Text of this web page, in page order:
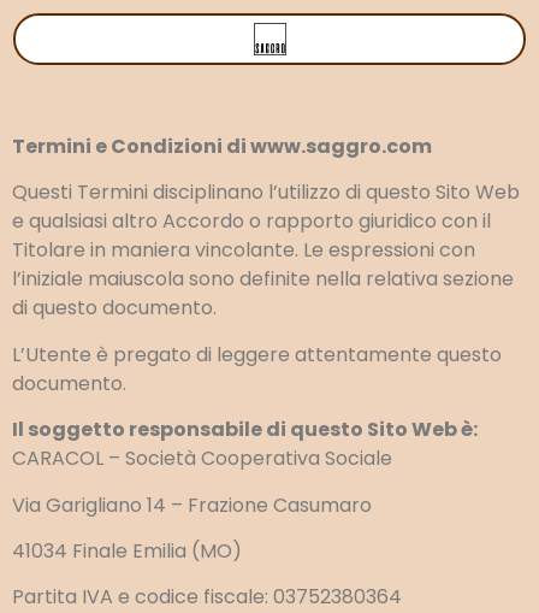
Termini e Condizioni di www.saggro.com
Questi Termini disciplinano l’utilizzo di questo Sito Web
e qualsiasi altro Accordo o rapporto giuridico con il
Titolare in maniera vincolante. Le espressioni con
l’iniziale maiuscola sono definite nella relativa sezione
di questo documento.
L’Utente è pregato di leggere attentamente questo
documento.
Il soggetto responsabile di questo Sito Web è:
CARACOL – Società Cooperativa Sociale
Via Garigliano 14 – Frazione Casumaro
41034 Finale Emilia (MO)
Partita IVA e codice fiscale: 03752380364